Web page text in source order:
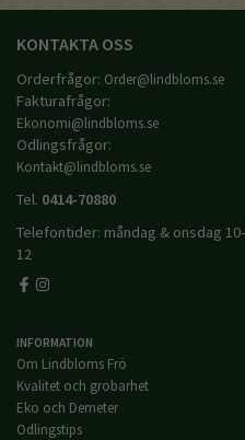
KONTAKTA OSS
Orderfrågor: Order@lindbloms.se
Fakturafrågor:
Ekonomi@lindbloms.se
Odlingsfrågor:
Kontakt@lindbloms.se
Tel. 0414-70880
Telefontider: måndag & onsdag 10-
12
INFORMATION
Om Lindbloms Frö
Kvalitet och grobarhet
Eko och Demeter
Odlingstips